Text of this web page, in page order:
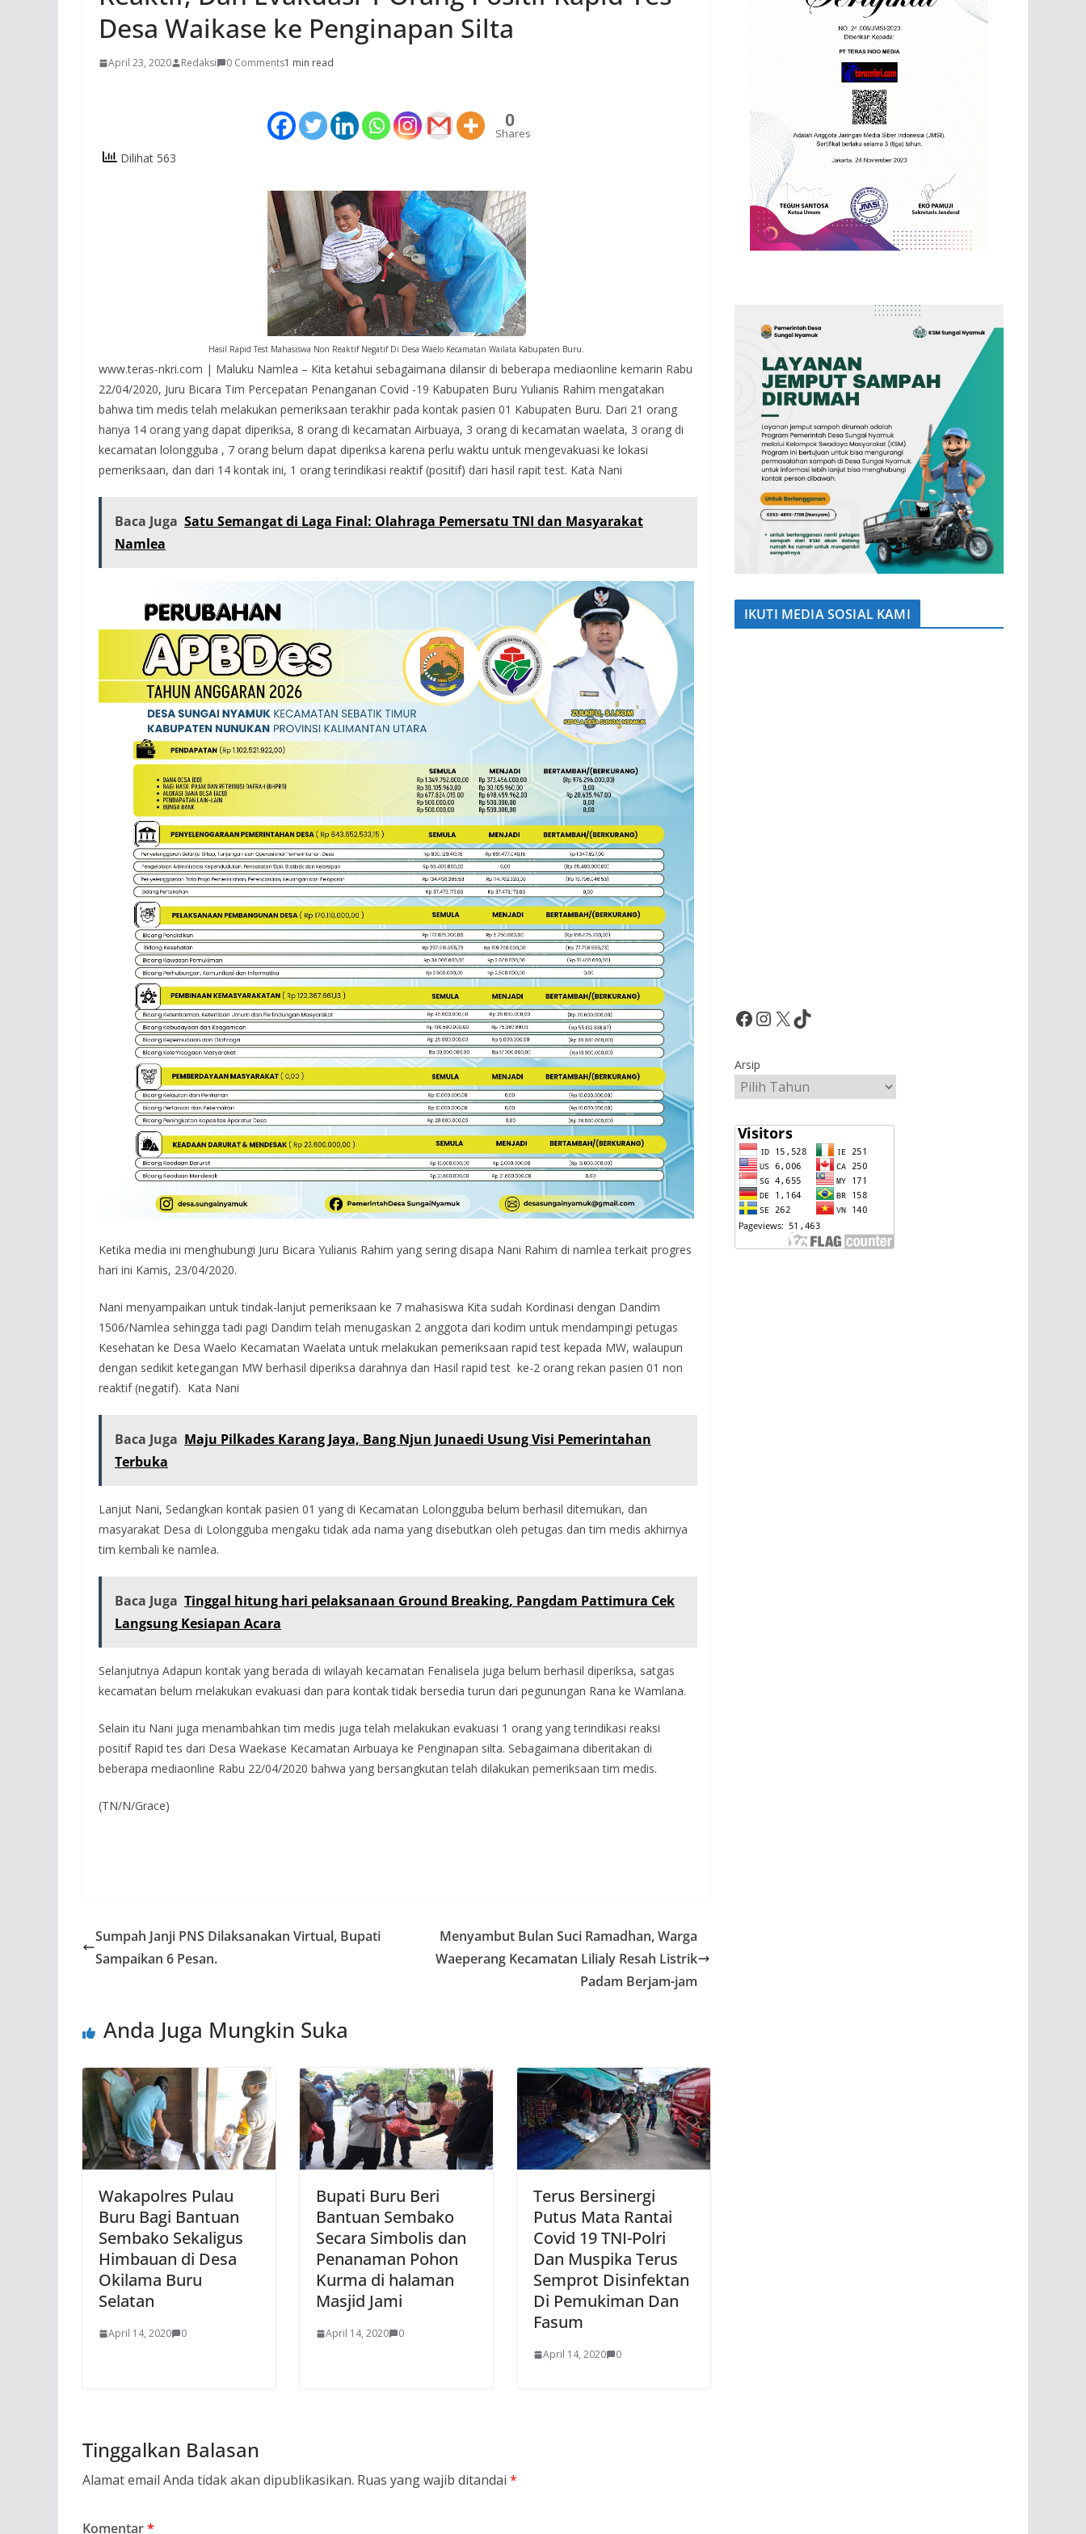
Desa Waikase ke Penginapan Silta
April 23, 2020 Redaksi 0 Comments1 min read
0
Shares
Dilihat 563
Hasil Rapid Test Mahasiswa Non Reaktif Negatif Di Desa Waelo Kecamatan Wailata Kabupaten Buru.
www.teras-nkri.com | Maluku Namlea – Kita ketahui sebagaimana dilansir di beberapa mediaonline kemarin Rabu
22/04/2020, Juru Bicara Tim Percepatan Penanganan Covid -19 Kabupaten Buru Yulianis Rahim mengatakan
bahwa tim medis telah melakukan pemeriksaan terakhir pada kontak pasien 01 Kabupaten Buru. Dari 21 orang
hanya 14 orang yang dapat diperiksa, 8 orang di kecamatan Airbuaya, 3 orang di kecamatan waelata, 3 orang di
kecamatan lolongguba , 7 orang belum dapat diperiksa karena perlu waktu untuk mengevakuasi ke lokasi
pemeriksaan, dan dari 14 kontak ini, 1 orang terindikasi reaktif (positif) dari hasil rapit test. Kata Nani
Baca Juga Satu Semangat di Laga Final: Olahraga Pemersatu TNI dan Masyarakat
Namlea
Ketika media ini menghubungi Juru Bicara Yulianis Rahim yang sering disapa Nani Rahim di namlea terkait progres
hari ini Kamis, 23/04/2020.
Nani menyampaikan untuk tindak-lanjut pemeriksaan ke 7 mahasiswa Kita sudah Kordinasi dengan Dandim
1506/Namlea sehingga tadi pagi Dandim telah menugaskan 2 anggota dari kodim untuk mendampingi petugas
Kesehatan ke Desa Waelo Kecamatan Waelata untuk melakukan pemeriksaan rapid test kepada MW, walaupun
dengan sedikit ketegangan MW berhasil diperiksa darahnya dan Hasil rapid test ke-2 orang rekan pasien 01 non
reaktif (negatif). Kata Nani
Baca Juga Maju Pilkades Karang Jaya, Bang Njun Junaedi Usung Visi Pemerintahan
Terbuka
Lanjut Nani, Sedangkan kontak pasien 01 yang di Kecamatan Lolongguba belum berhasil ditemukan, dan
masyarakat Desa di Lolongguba mengaku tidak ada nama yang disebutkan oleh petugas dan tim medis akhirnya
tim kembali ke namlea.
Baca Juga Tinggal hitung hari pelaksanaan Ground Breaking, Pangdam Pattimura Cek
Langsung Kesiapan Acara
Selanjutnya Adapun kontak yang berada di wilayah kecamatan Fenalisela juga belum berhasil diperiksa, satgas
kecamatan belum melakukan evakuasi dan para kontak tidak bersedia turun dari pegunungan Rana ke Wamlana.
Selain itu Nani juga menambahkan tim medis juga telah melakukan evakuasi 1 orang yang terindikasi reaksi
positif Rapid tes dari Desa Waekase Kecamatan Airbuaya ke Penginapan silta. Sebagaimana diberitakan di
beberapa mediaonline Rabu 22/04/2020 bahwa yang bersangkutan telah dilakukan pemeriksaan tim medis.
(TN/N/Grace)
Sumpah Janji PNS Dilaksanakan Virtual, Bupati
Sampaikan 6 Pesan.
Menyambut Bulan Suci Ramadhan, Warga
Waeperang Kecamatan Lilialy Resah Listrik
Padam Berjam-jam
Anda Juga Mungkin Suka
Wakapolres Pulau
Buru Bagi Bantuan
Sembako Sekaligus
Himbauan di Desa
Okilama Buru
Selatan
April 14, 2020 0
Bupati Buru Beri
Bantuan Sembako
Secara Simbolis dan
Penanaman Pohon
Kurma di halaman
Masjid Jami
April 14, 2020 0
Terus Bersinergi
Putus Mata Rantai
Covid 19 TNI-Polri
Dan Muspika Terus
Semprot Disinfektan
Di Pemukiman Dan
Fasum
April 14, 2020 0
Tinggalkan Balasan
Alamat email Anda tidak akan dipublikasikan. Ruas yang wajib ditandai *
Komentar*
IKUTI MEDIA SOSIAL KAMI
Facebook InstagramX TikTok
Arsip